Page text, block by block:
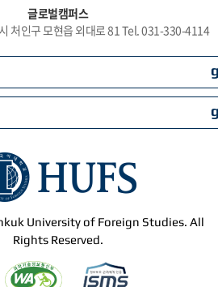
글로벌캠퍼스
처인구 모현읍 외대로 81 Tel. 031-330-4114
University of Foreign Studies. All
Rights Reserved.